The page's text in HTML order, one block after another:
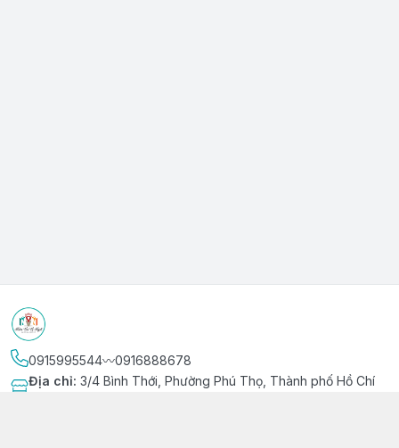
0915995544〰️0916888678
Địa chỉ: 3/4 Bình Thới, Phường Phú Thọ, Thành phố Hồ Chí